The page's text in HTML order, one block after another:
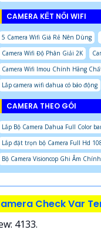
CAMERA KẾT NỐI WIFI
5 Camera Wifi Giá Rẻ Nên Dùng
Camera Wifi Độ Phân Giải 2K
Camera Wifi Imou Chính Hãng
Lắp camera wifi dahua có báo động
CAMERA THEO GÓI
Lắp Bộ Camera Dahua Full Color
Lắp đặt trọn bộ Camera Full Hd
Bộ Camera Visioncop Ghi Âm
Check Var
4133.